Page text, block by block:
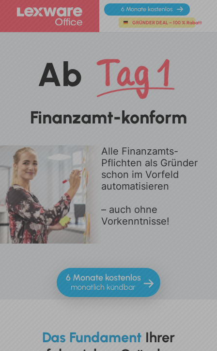
GRÜNDER DEAL – 100 % Rabatt
6 Monate kostenlos
Ab
Finanzamt-konform
Alle Finanzamts-
Pflichten als Gründer
schon im Vorfeld
automatisieren
– auch ohne
Vorkenntnisse!
6 Monate kostenlos
monatlich kündbar
Das Fundament Ihrer